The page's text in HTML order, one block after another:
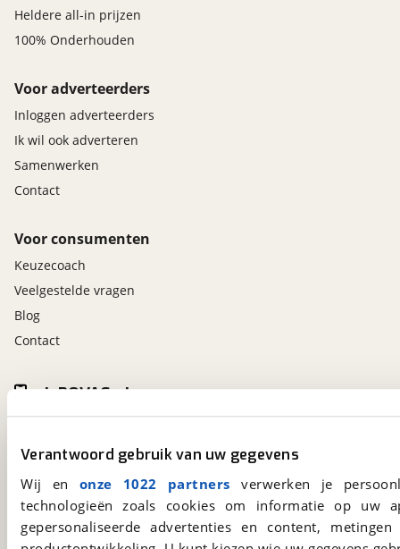
Verantwoord gebruik van uw gegevens
Wij en onze 1022 partners verwerken je
technologieën zoals cookies om informatie op
gepersonaliseerde advertenties en content,
Heldere all-in prijzen
100% Onderhouden
Voor adverteerders
Inloggen adverteerders
Ik wil ook adverteren
Samenwerken
Contact
Voor consumenten
Keuzecoach
Veelgestelde vragen
Blog
Contact
viaBOVAG.nl
Kosterijland
15
viaBOVAG.nl app